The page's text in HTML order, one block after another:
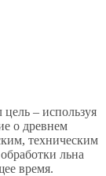
– используя
о древнем
техническим
льна
время.